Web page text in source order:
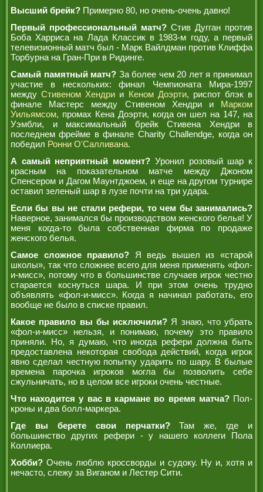
Высший брейк? Примерно 80, но очень-очень давно!
Первый профессиональный матч? Стив Дугган против
Боба Харриса на Лада Классик в 1983-м году, а первый
телевизионный матч был - Марк Вайлдман против Клиффа
Торбурна на Гран-При в Ридинге.
Самый памятный матч? За более чем 20 лет я принимал
участие в нескольких: финал Чемпионата Мира-1997
междуСтивеном Хендри и Кеном Доэрти, риспот блэк в
финале Мастерс между Стивеном Хендри и Марком
Уильямсом, промах Кена Доэрти, когда он шел на 147, на
Уэмбли, и максимальный брейк Стивена Хендри в
последнем фрейме в финале Charity Challendge, когда он
победил Ронни О'Салливана.
А самый неприятный момент? Уронил розовый шар к
красным на показательном матче между Джоном
Спенсером и Дагом Маунтджоем, и еще на другом турнире
оставил зеленый шар в лузе почти на три удара.
Если бы вы не стали рефери, то чем бы занимались?
Наверное, занимался бы производством женского белья! У
меня когда-то была собственная фирма по продаже
женского белья.
Самое сложное правило? Я ведь вышел из «старой
школы», так что сложнее всего для меня применять «фол-
и-мисс», потому что в большинстве случаев игрок честно
старается коснуться шара. И при этом очень трудно
объявлять «фол-и-мисс». Когда я начинал работать, его
вообще не было в списке правил.
Какое правило вы бы исключили? Я знаю, что убрать
«фол-и-мисс» нельзя, и понимаю, почему это правило
приняли. Но, я думаю, что иногда рефери должна быть
предоставлена некоторая свобода действий, когда игрок
явно сделал честную попытку ударить по шару. В былые
времена парочка игроков могла бы позволить себе
сжульничать, но в целом все игроки очень честные.
Что находится у вас в кармане во время матча?Пол-
кроны и два болл-маркера.
Где вы берете свои перчатки?Там же, где и
большинство других рефери - у нашего коллеги Пола
Коллиера.
Хобби? Очень люблю кроссворды и судоку. Ну и, хотя и
нечасто, слежу за Виганом и Лестер Сити.